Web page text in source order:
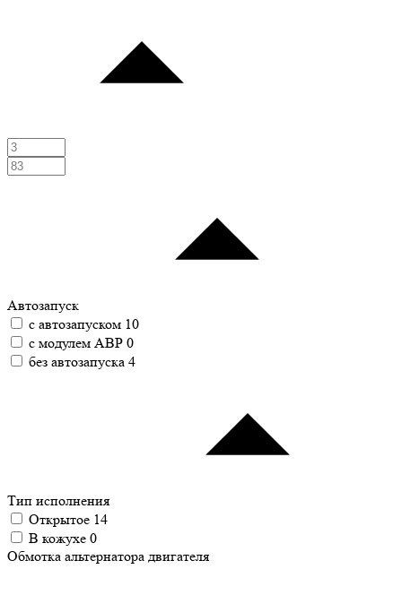
Автозапуск
с автозапуском 10
с модулем АВР 0
без автозапуска 4
Тип исполнения
Открытое 14
В кожухе 0
Обмотка альтернатора двигателя